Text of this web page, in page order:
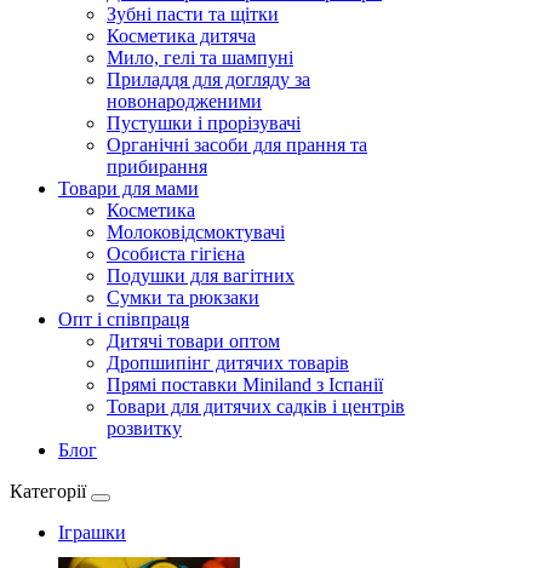
Зубні пасти та щітки
Косметика дитяча
Мило, гелі та шампуні
Приладдя для догляду за
новонародженими
Пустушки і прорізувачі
Органічні засоби для прання та
прибирання
Товари для мами
Косметика
Молоковідсмоктувачі
Особиста гігієна
Подушки для вагітних
Сумки та рюкзаки
Опт і співпраця
Дитячі товари оптом
Дропшипінг дитячих товарів
Прямі поставки Miniland з Іспанії
Товари для дитячих садків і центрів
розвитку
Блог
Категорії
Іграшки